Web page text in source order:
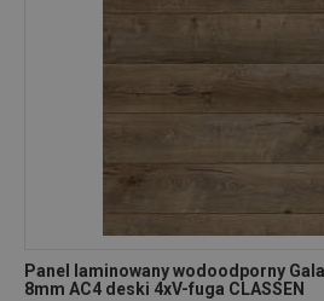
Panel laminowany wodoodporny
8mm AC4 deski 4xV-fuga CLASSEN